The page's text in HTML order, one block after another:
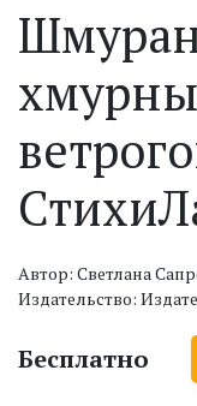
Автор: Светлана
Издательство:
Бесплатно